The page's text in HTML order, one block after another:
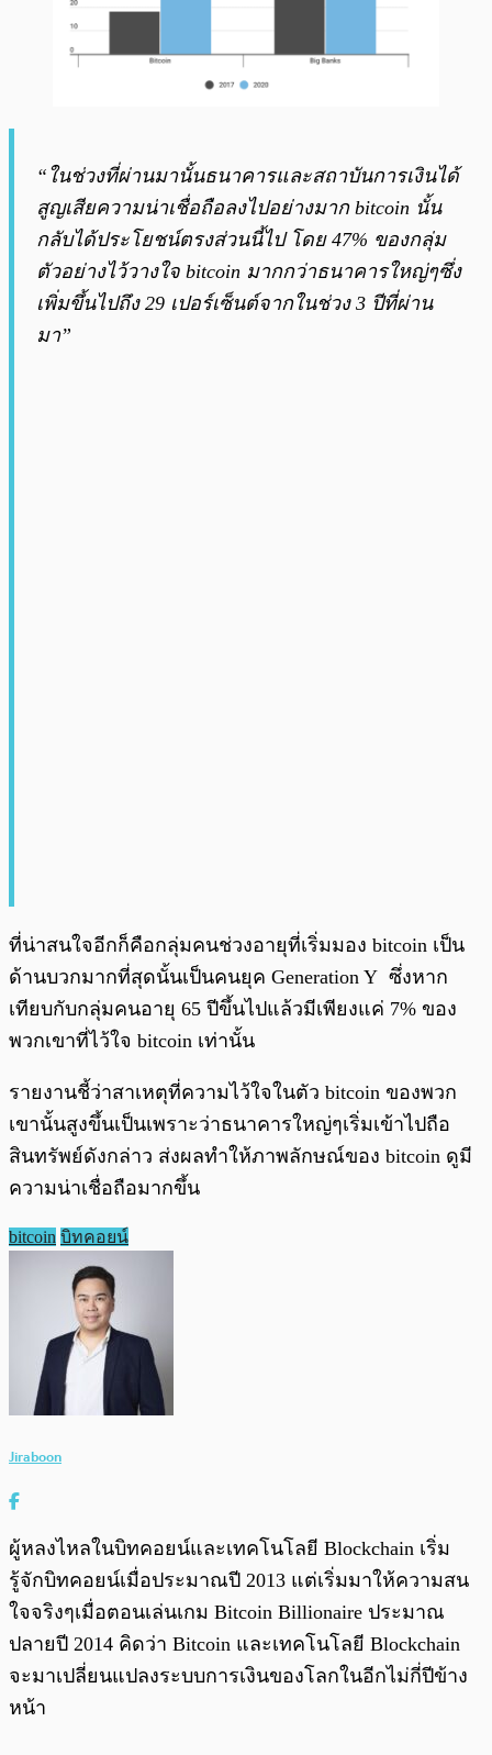
“ในช่วงที่ผ่านมานั้นธนาคารและสถาบันการเงินได้
สูญเสียความน่าเชื่อถือลงไปอย่างมาก bitcoin นั้น
กลับได้ประโยชน์ตรงส่วนนี้ไป โดย 47% ของกลุ่ม
ตัวอย่างไว้วางใจ bitcoin มากกว่าธนาคารใหญ่ๆซึ่ง
เพิ่มขึ้นไปถึง 29 เปอร์เซ็นต์จากในช่วง 3 ปีที่ผ่าน
มา”
ที่น่าสนใจอีกก็คือกลุ่มคนช่วงอายุที่เริ่มมอง bitcoin เป็น
ด้านบวกมากที่สุดนั้นเป็นคนยุค Generation Y ซึ่งหาก
เทียบกับกลุ่มคนอายุ 65 ปีขึ้นไปแล้วมีเพียงแค่ 7% ของ
พวกเขาที่ไว้ใจ bitcoin เท่านั้น
รายงานชี้ว่าสาเหตุที่ความไว้ใจในตัว bitcoin ของพวก
เขานั้นสูงขึ้นเป็นเพราะว่าธนาคารใหญ่ๆเริ่มเข้าไปถือ
สินทรัพย์ดังกล่าว ส่งผลทำให้ภาพลักษณ์ของ bitcoin ดูมี
ความน่าเชื่อถือมากขึ้น
bitcoin บิทคอยน์
Jiraboon
ผู้หลงไหลในบิทคอยน์และเทคโนโลยี Blockchain เริ่ม
รู้จักบิทคอยน์เมื่อประมาณปี 2013 แต่เริ่มมาให้ความสน
ใจจริงๆเมื่อตอนเล่นเกม Bitcoin Billionaire ประมาณ
ปลายปี 2014 คิดว่า Bitcoin และเทคโนโลยี Blockchain
จะมาเปลี่ยนแปลงระบบการเงินของโลกในอีกไม่กี่ปีข้าง
หน้า